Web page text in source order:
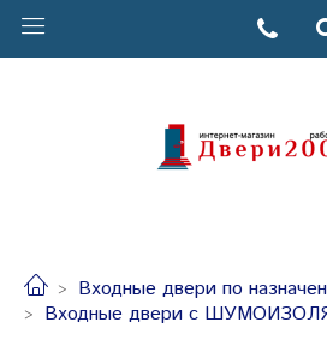
Входные двери по
Входные двери с